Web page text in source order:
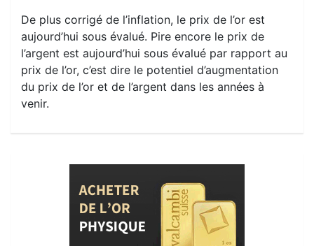
De plus corrigé de l’inflation, le prix de l’or est
aujourd’hui sous évalué. Pire encore le prix de
l’argent est aujourd’hui sous évalué par rapport au
prix de l’or, c’est dire le potentiel d’augmentation
du prix de l’or et de l’argent dans les années à
venir.